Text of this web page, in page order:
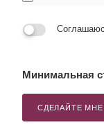
Минимальная
СДЕЛАЙТЕ